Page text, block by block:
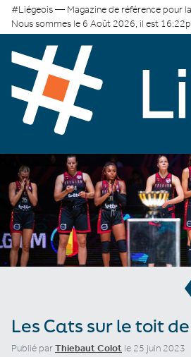
#Liégeois — Magazine de référence pour
Nous sommes le 6 Août 2026, il est
Les Cats sur le toit de
Publié parThiebaut Colot le 25 juin 2023